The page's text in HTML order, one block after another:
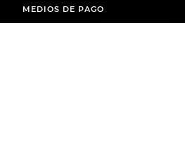
MEDIOS DE PAGO